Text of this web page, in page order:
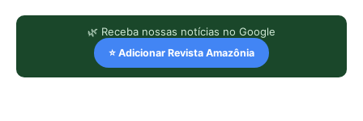
🌿 Receba nossas notícias no Google
⭐ Adicionar Revista Amazônia